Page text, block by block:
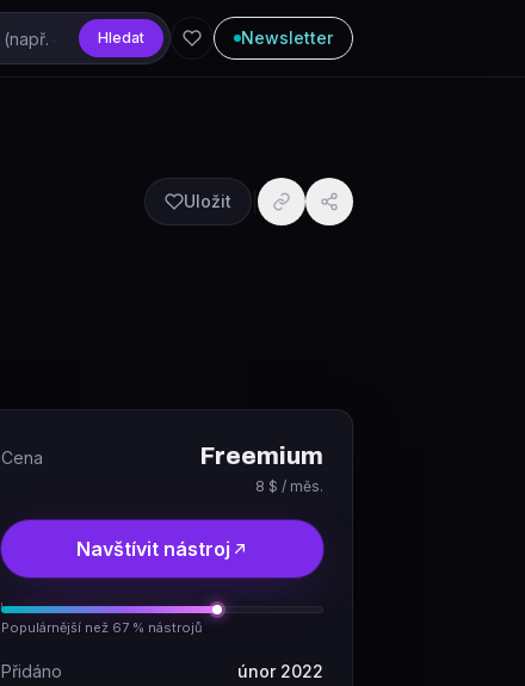
Hledat Newsletter
Uložit
Cena Freemium
8 $ / měs.
Navštívit nástroj
Populárnější než 67 % nástrojů
Přidáno únor 2022